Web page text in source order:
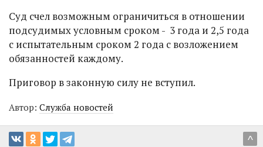
Суд счел возможным ограничиться в отношении
подсудимых условным сроком - 3 года и 2,5 года
с испытательным сроком 2 года с возложением
обязанностей каждому.
Приговор в законную силу не вступил.
Автор: Служба новостей
^